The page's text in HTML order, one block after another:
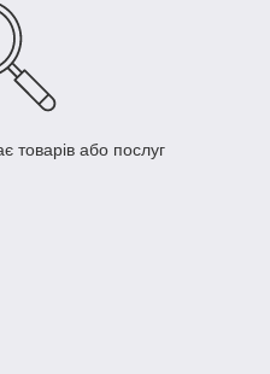
товарів або послуг